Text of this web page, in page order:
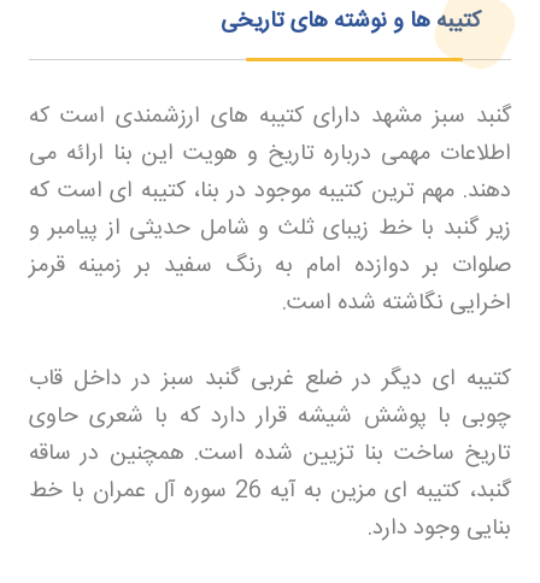
کتیبه ها و نوشته های تاریخی
گنبد سبز مشهد دارای کتیبه های ارزشمندی است که
اطلاعات مهمی درباره تاریخ و هویت این بنا ارائه می
دهند. مهم ترین کتیبه موجود در بنا، کتیبه ای است که
زیر گنبد با خط زیبای ثلث و شامل حدیثی از پیامبر و
صلوات بر دوازده امام به رنگ سفید بر زمینه قرمز
اخرایی نگاشته شده است.
کتیبه ای دیگر در ضلع غربی گنبد سبز در داخل قاب
چوبی با پوشش شیشه قرار دارد که با شعری حاوی
تاریخ ساخت بنا تزیین شده است. همچنین در ساقه
گنبد، کتیبه ای مزین به آیه 26 سوره آل عمران با خط
بنایی وجود دارد.